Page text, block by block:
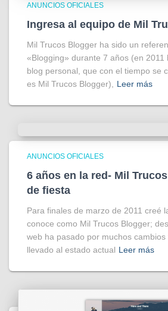
ANUNCIOS OFICIALES
Ingresa al equipo de Mil
Mil Trucos Blogger ha sido un
«Blogging» durante 7 años (en 2011
blog personal, que con el tiempo se
es Mil Trucos Blogger),
Leer más
ANUNCIOS OFICIALES
6 años en la red- Mil
de fiesta
Para finales de marzo de 2011 creé
conoce como Mil Trucos Blogger;
web ha pasado por muchos
llevado al estado actual Leer más